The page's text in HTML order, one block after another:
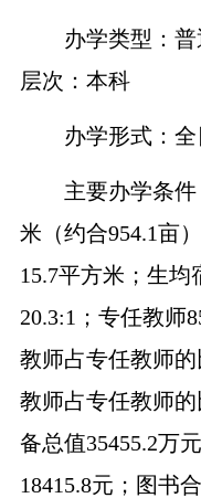
办学类型：普
层次：本科
办学形式：全
主要办学条
米（约合954.1亩
15.7平方米；生均
20.3:1；专任教师
教师占专任教师
教师占专任教师的
备总值35455.2万
18415.8元；图书